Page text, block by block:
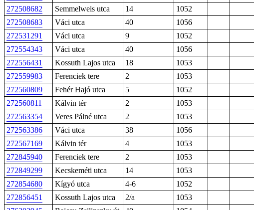
272508682
Semmelweis utca 14 1052
272508683
Váci utca 40 1056
272531291
Váci utca 9 1052
272554343
Váci utca 40 1056
272556431
Kossuth Lajos utca 18 1053
272559983
Ferenciek tere 2 1053
272560809
Fehér Hajó utca 5 1052
272560811
Kálvin tér 2 1053
272563354
Veres Pálné utca 2 1053
272563386
Váci utca 38 1056
272567169
Kálvin tér 4 1053
272845940
Ferenciek tere 2 1053
272849299
Kecskeméti utca 14 1053
272854680
Kígyó utca 4-6 1052
272856451
Kossuth Lajos utca 2/a 1053